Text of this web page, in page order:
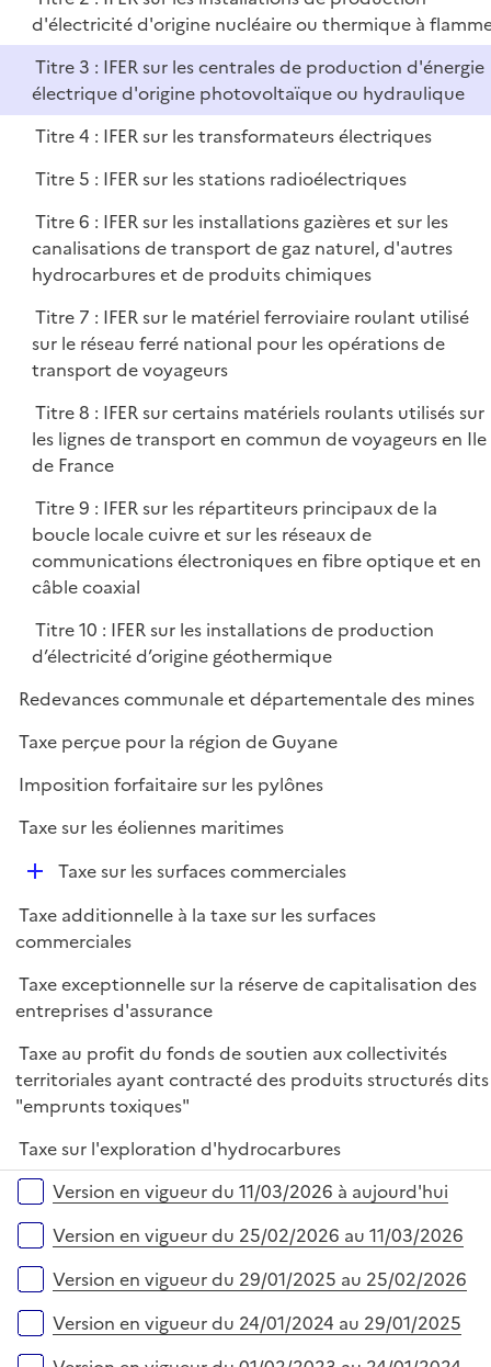
e
r
d'électricité d'origine nucléaire ou thermique à
Titre 3 : IFER sur les centrales de production d'énergie
électrique d'origine photovoltaïque ou hydraulique
Titre 4 : IFER sur les transformateurs électriques
Titre 5 : IFER sur les stations radioélectriques
Titre 6 : IFER sur les installations gazières et sur les
canalisations de transport de gaz naturel, d'autres
hydrocarbures et de produits chimiques
Titre 7 : IFER sur le matériel ferroviaire roulant utilisé
sur le réseau ferré national pour les opérations de
transport de voyageurs
Titre 8 : IFER sur certains matériels roulants utilisés sur
les lignes de transport en commun de voyageurs en Ile
de France
Titre 9 : IFER sur les répartiteurs principaux de la
boucle locale cuivre et sur les réseaux de
communications électroniques en fibre optique et en
câble coaxial
Titre 10 : IFER sur les installations de production
d’électricité d’origine géothermique
Redevances communale et départementale des mines
Taxe perçue pour la région de Guyane
Imposition forfaitaire sur les pylônes
Taxe sur les éoliennes maritimes
D
p
l
i
e
Taxe sur les surfaces commerciales
Taxe additionnelle à la taxe sur les surfaces
commerciales
Taxe exceptionnelle sur la réserve de capitalisation des
entreprises d'assurance
Taxe au profit du fonds de soutien aux collectivités
territoriales ayant contracté des produits structurés dits
"emprunts toxiques"
Taxe sur l'exploration d'hydrocarbures
Versions sur la période
Version en vigueur du 11/03/2026 à aujourd'hui
Version en vigueur du 25/02/2026 au 11/03/2026
Version en vigueur du 29/01/2025 au 25/02/2026
Version en vigueur du 24/01/2024 au 29/01/2025